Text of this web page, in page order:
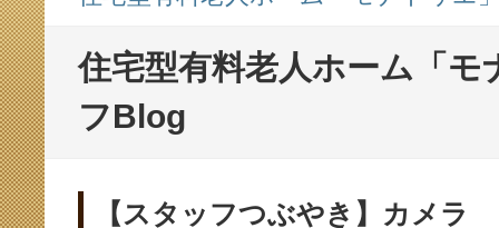
住宅型有料老人ホーム「モ
フBlog
【スタッフつぶやき】カメラ